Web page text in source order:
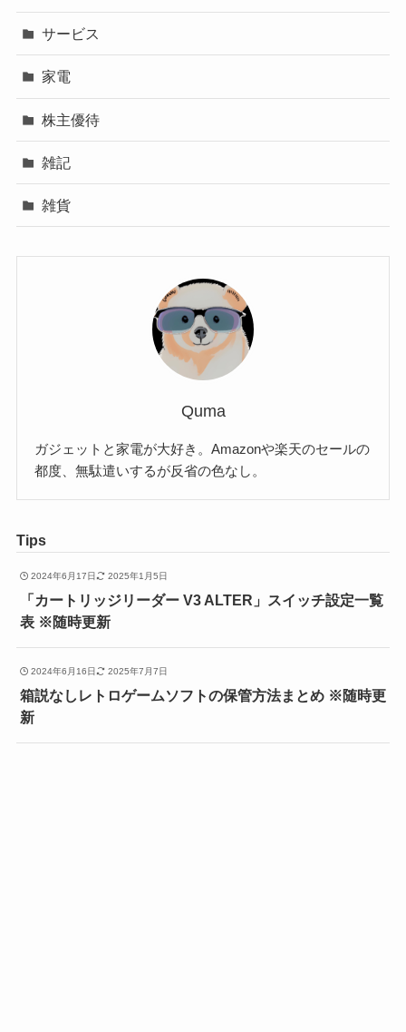
サービス
家電
株主優待
雑記
雑貨
Quma
ガジェットと家電が大好き。Amazonや楽天のセールの
都度、無駄遣いするが反省の色なし。
Tips
2024年6月17日 2025年1月5日
「カートリッジリーダー V3 ALTER」スイッチ設定一覧
表 ※随時更新
2024年6月16日 2025年7月7日
箱説なしレトロゲームソフトの保管方法まとめ ※随時更
新